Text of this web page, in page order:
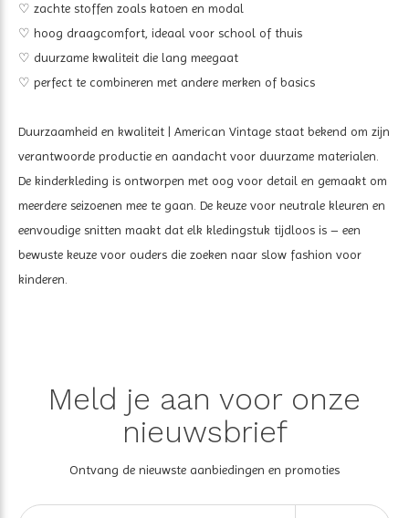
♡ zachte stoffen zoals katoen en modal
♡ hoog draagcomfort, ideaal voor school of thuis
♡ duurzame kwaliteit die lang meegaat
♡ perfect te combineren met andere merken of basics
Duurzaamheid en kwaliteit | American Vintage staat bekend om zijn
verantwoorde productie en aandacht voor duurzame materialen.
De kinderkleding is ontworpen met oog voor detail en gemaakt om
meerdere seizoenen mee te gaan. De keuze voor neutrale kleuren en
eenvoudige snitten maakt dat elk kledingstuk tijdloos is – een
bewuste keuze voor ouders die zoeken naar slow fashion voor
kinderen.
Meld je aan voor onze
nieuwsbrief
Ontvang de nieuwste aanbiedingen en promoties